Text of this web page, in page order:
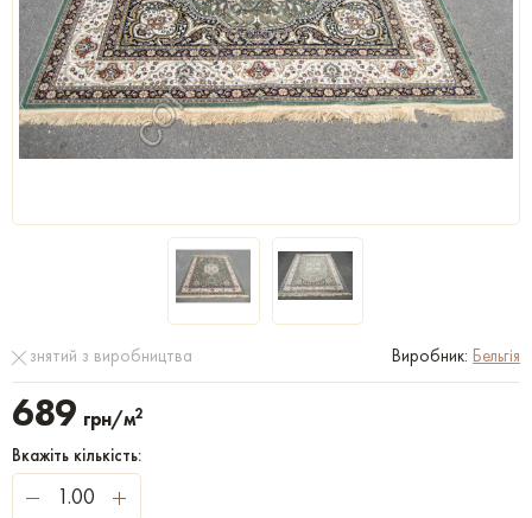
знятий з виробництва Виробник: Бельгія
689 грн/м2
Вкажіть кількість: